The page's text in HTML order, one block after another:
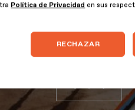
Política de Privacidad en sus
RECHAZAR